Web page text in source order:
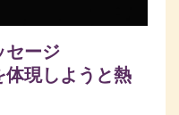
セージ
体現しようと熱